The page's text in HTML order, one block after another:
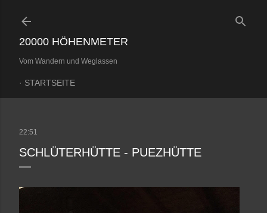
20000 HÖHENMETER
Vom Wandern und Weglassen
STARTSEITE
22:51
SCHLÜTERHÜTTE - PUEZHÜTTE